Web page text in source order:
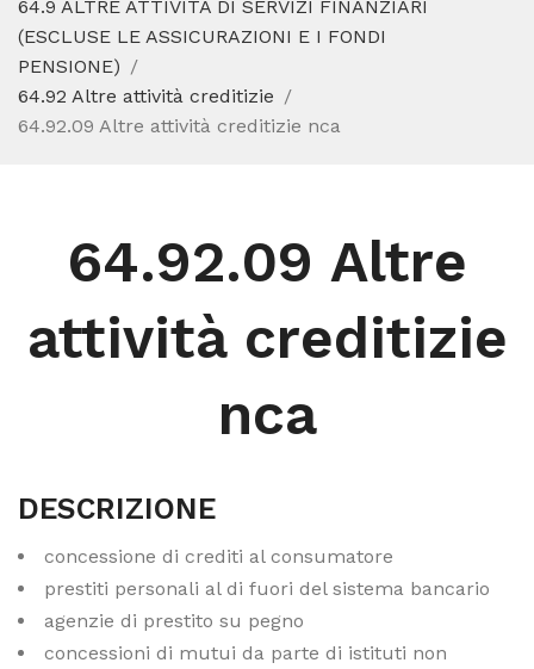
CODICE FISCALE
64.9 ALTRE ATTIVITÀ DI SERVIZI FINANZIARI
(ESCLUSE LE ASSICURAZIONI E I FONDI
PENSIONE)
64.92 Altre attività creditizie
64.92.09 Altre attività creditizie nca
64.92.09 Altre
attività creditizie
nca
DESCRIZIONE
concessione di crediti al consumatore
prestiti personali al di fuori del sistema bancario
agenzie di prestito su pegno
concessioni di mutui da parte di istituti non